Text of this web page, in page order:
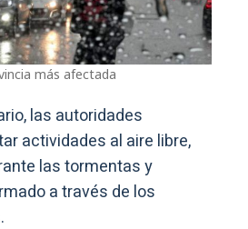
más afectada
las autoridades
actividades al aire libre,
las tormentas y
a través de los